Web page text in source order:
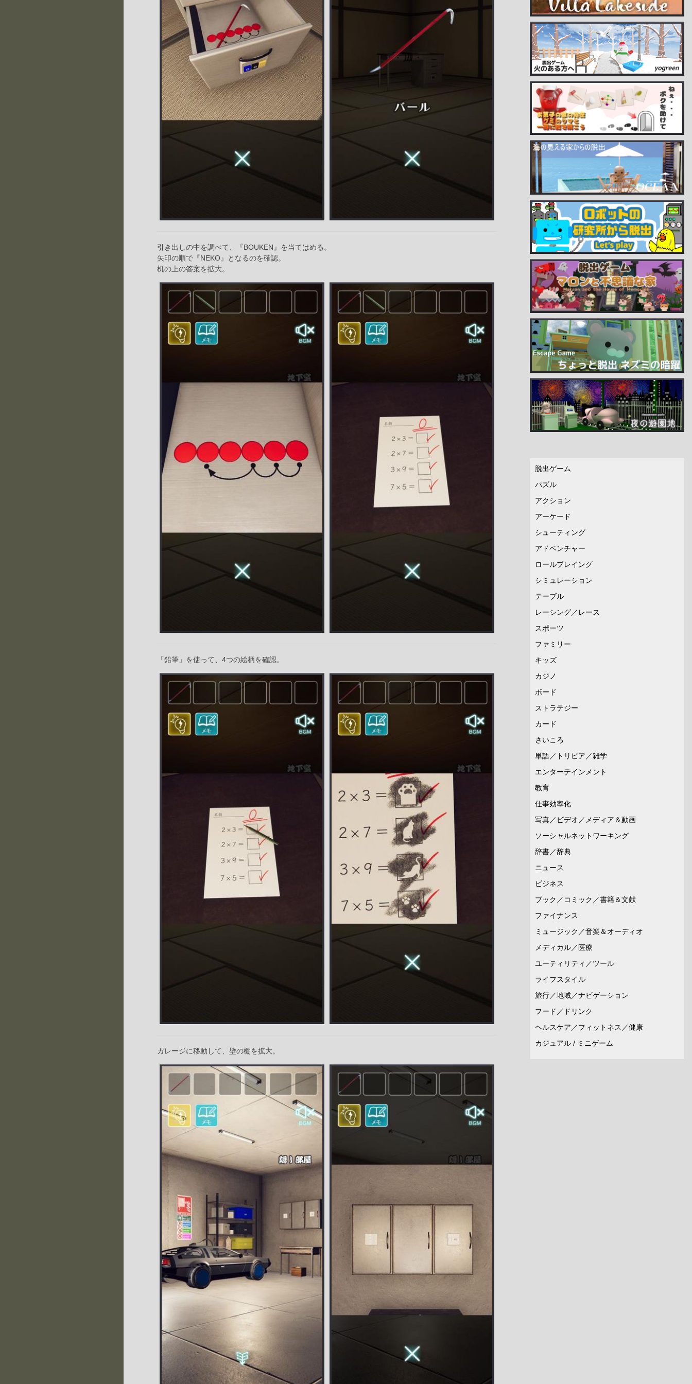
引き出しの中を調べて、『BOUKEN』を当てはめる。
矢印の順で『NEKO』となるのを確認。
机の上の答案を拡大。
「鉛筆」を使って、4つの絵柄を確認。
ガレージに移動して、壁の棚を拡大。
脱出ゲーム
パズル
アクション
アーケード
シューティング
アドベンチャー
ロールプレイング
シミュレーション
テーブル
レーシング／レース
スポーツ
ファミリー
キッズ
カジノ
ボード
ストラテジー
カード
さいころ
単語／トリビア／雑学
エンターテインメント
教育
仕事効率化
写真／ビデオ／メディア＆動画
ソーシャルネットワーキング
辞書／辞典
ニュース
ビジネス
ブック／コミック／書籍＆文献
ファイナンス
ミュージック／音楽＆オーディオ
メディカル／医療
ユーティリティ／ツール
ライフスタイル
旅行／地域／ナビゲーション
フード／ドリンク
ヘルスケア／フィットネス／健康
カジュアル / ミニゲーム